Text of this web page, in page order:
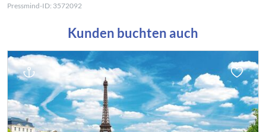
Pressmind-ID: 3572092
Kunden buchten auch